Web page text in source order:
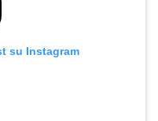
su Instagram